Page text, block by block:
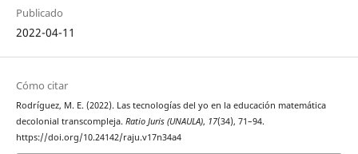
Publicado
2022-04-11
Cómo citar
Rodríguez, M. E. (2022). Las tecnologías del yo en la educación matemática
decolonial transcompleja. Ratio Juris (UNAULA), 17(34), 71–94.
https://doi.org/10.24142/raju.v17n34a4